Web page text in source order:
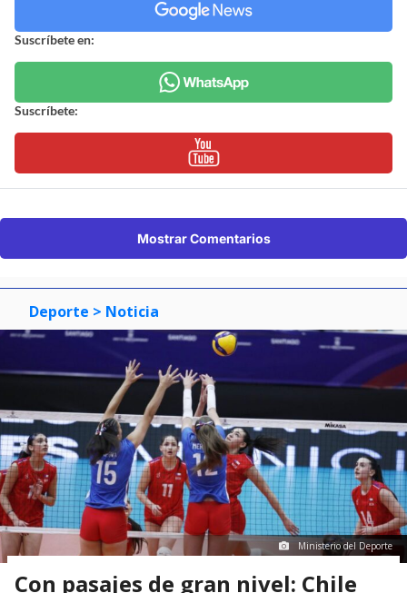
Suscríbete en:
Suscríbete:
Mostrar Comentarios
Deporte > Noticia
Ministerio del Deporte
Con pasajes de gran nivel: Chile